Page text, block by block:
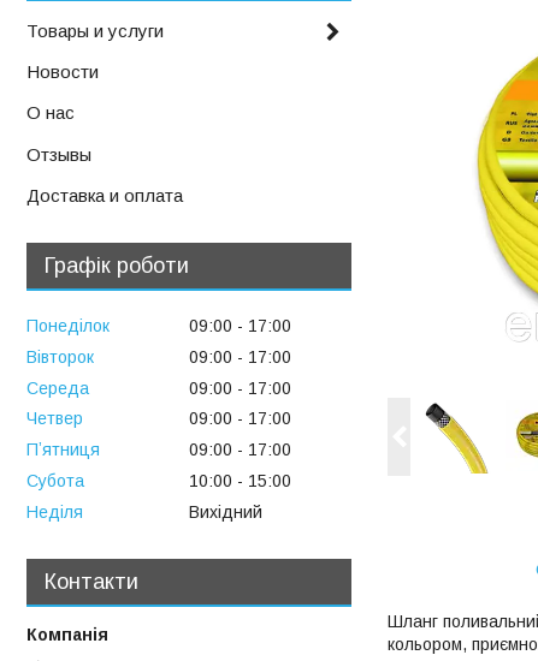
Шланг
кольором,
Товары и услуги
Новости
О нас
Отзывы
Доставка и оплата
Графік роботи
Понеділок 09:00
17:00
Вівторок
09:00
17:00
Середа
09:00
17:00
Четвер
09:00
17:00
Пʼятниця
09:00
17:00
Субота
10:00
15:00
Неділя
Вихідний
Контакти